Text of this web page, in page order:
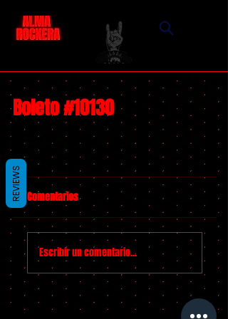
Boleto #10130
Comentarios
Escribir un comentario...
REVIEWS